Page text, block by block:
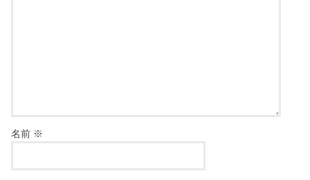
名前 ※